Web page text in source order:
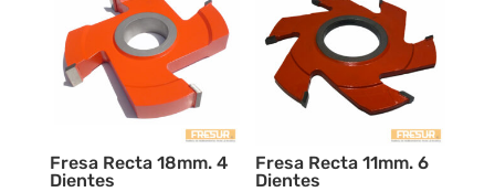
Fresa Recta 18mm. 4
Dientes
Fresa Recta 11mm. 6
Dientes